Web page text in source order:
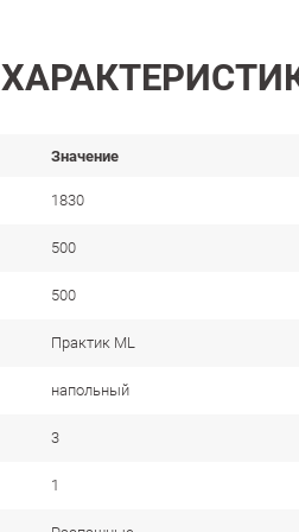
Значение
1830
500
500
Практик ML
напольный
3
1